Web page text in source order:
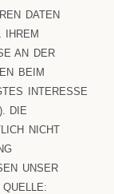
ZUS
INT
DER EIN
VER
INTERESSE IM
SPE
NICHT BEF
BER
HTT